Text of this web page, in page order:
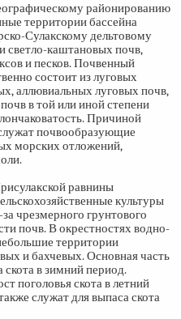
районированию
территории бассейна
Сулакскому дельтовому
светло-каштановых почв,
и песков. Почвенный
состоит из луговых
аллювиальных луговых почв,
в той или иной степени
Причиной
почвообразующие
морских отложений,
равнины
культуры
чрезмерного грунтового
почв. В окрестностях водно-
территории
и бахчевых. Основная часть
скота в зимний период.
поголовья скота в летний
служат для выпаса скота